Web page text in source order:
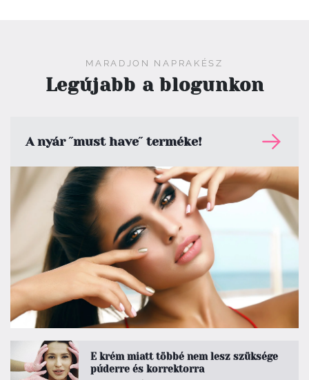
sűrű szempillákról álmodik.
MARADJON NAPRAKÉSZ
Legújabb a blogunkon
A nyár ˝must have˝ terméke!
E krém miatt többé nem lesz szüksége
púderre és korrektorra